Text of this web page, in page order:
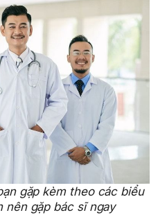
gặp kèm theo các biểu
nên gặp bác sĩ ngay